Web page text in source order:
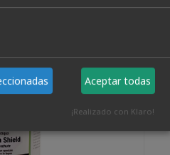
Aceptar todas
¡Realizado con Klaro!